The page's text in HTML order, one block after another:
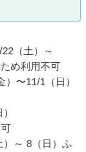
（土）～
め利用不可
）〜11/1（日）
8（日）
～ 8（日）ふ